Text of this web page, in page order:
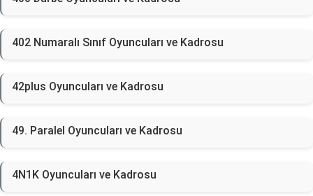
402 Numaralı Sınıf Oyuncuları ve Kadrosu
42plus Oyuncuları ve Kadrosu
49. Paralel Oyuncuları ve Kadrosu
4N1K Oyuncuları ve Kadrosu